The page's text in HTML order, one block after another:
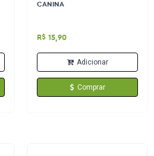
CANINA
R$ 15,90
Adicionar
Comprar